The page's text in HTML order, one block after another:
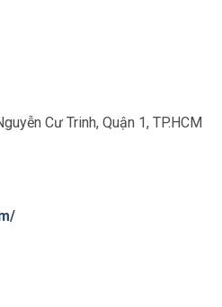
Cư Trinh, Quận 1, TP.HCM